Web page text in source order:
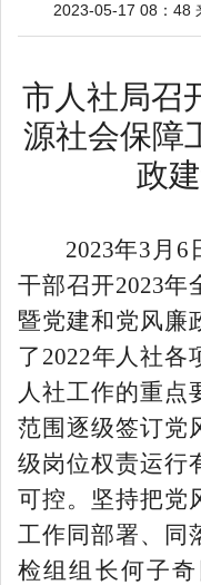
2023-05-17 08：48
市人社局召
源社会保障
政
2023年3月6
干部召开2023年
暨党建和党风廉
了2022年人社各
人社工作的重点
范围逐级签订党
级岗位权责运行
可控。坚持把党
工作同部署、同
检组组长何子